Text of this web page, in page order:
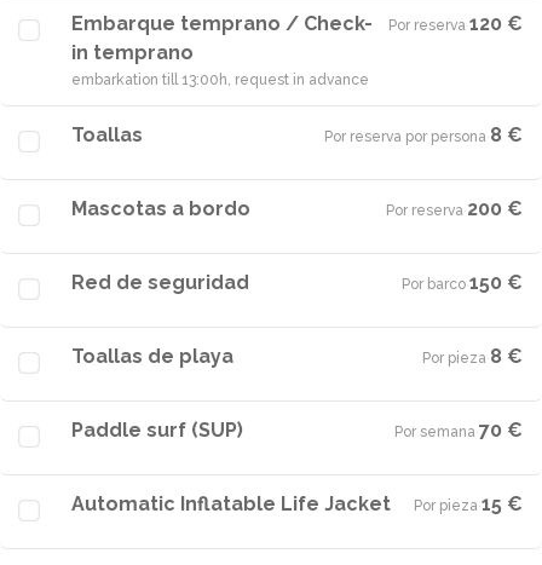
Embarque temprano / Check-
in temprano
embarkation till 13:00h, request in advance
Por reserva·120 €
Toallas Por reserva por persona·8 €
Mascotas a bordo Por reserva·200 €
Red de seguridad Por barco·150 €
Toallas de playa Por pieza·8 €
Paddle surf (SUP) Por semana·70 €
Automatic Inflatable Life Jacket Por pieza·15 €